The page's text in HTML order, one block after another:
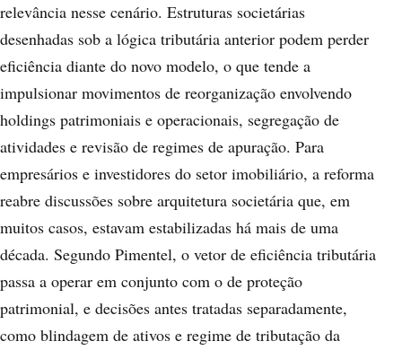
relevância nesse cenário. Estruturas societárias
desenhadas sob a lógica tributária anterior podem perder
eficiência diante do novo modelo, o que tende a
impulsionar movimentos de reorganização envolvendo
holdings patrimoniais e operacionais, segregação de
atividades e revisão de regimes de apuração. Para
empresários e investidores do setor imobiliário, a reforma
reabre discussões sobre arquitetura societária que, em
muitos casos, estavam estabilizadas há mais de uma
década. Segundo Pimentel, o vetor de eficiência tributária
passa a operar em conjunto com o de proteção
patrimonial, e decisões antes tratadas separadamente,
como blindagem de ativos e regime de tributação da